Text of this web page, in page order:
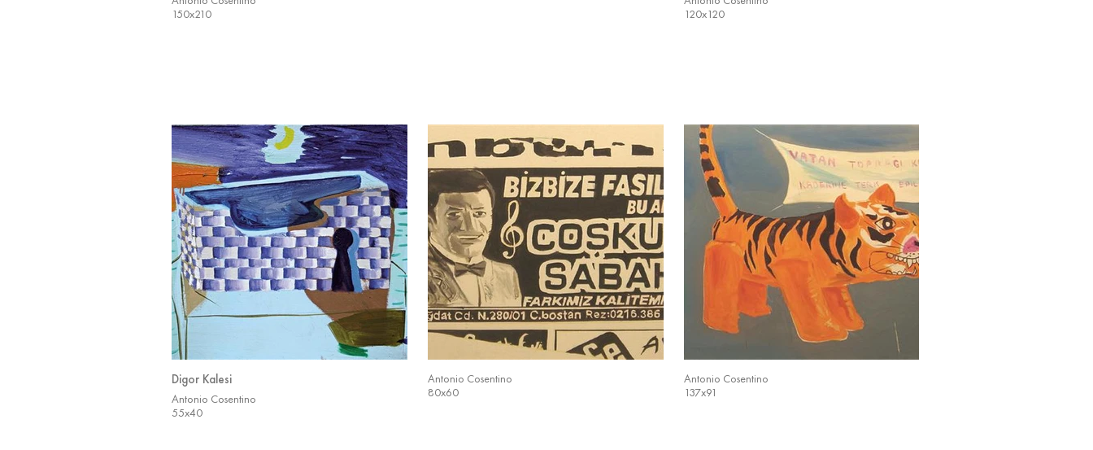
150x210
120x120
Digor Kalesi
Antonio Cosentino
55x40
Antonio Cosentino
80x60
Antonio Cosentino
137x91